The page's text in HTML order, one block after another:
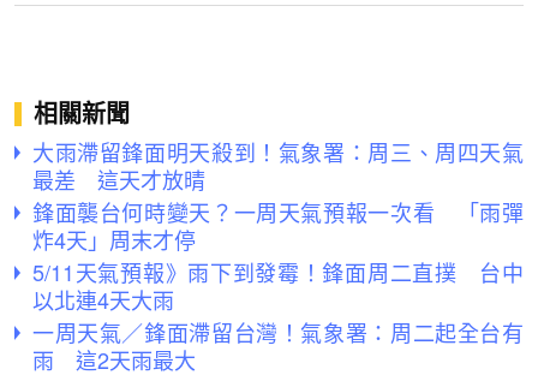
相關新聞
大雨滯留鋒面明天殺到！氣象署：周三、周四天氣
最差 這天才放晴
鋒面襲台何時變天？一周天氣預報一次看 「雨彈
炸4天」周末才停
5/11天氣預報》雨下到發霉！鋒面周二直撲 台中
以北連4天大雨
一周天氣／鋒面滯留台灣！氣象署：周二起全台有
雨 這2天雨最大